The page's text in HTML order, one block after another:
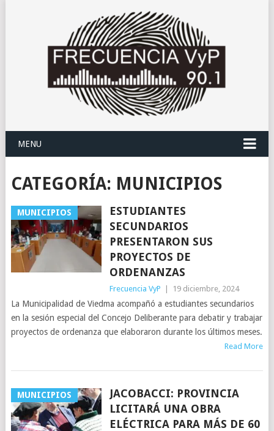
MENU
CATEGORÍA: MUNICIPIOS
MUNICIPIOS
ESTUDIANTES
SECUNDARIOS
PRESENTARON SUS
PROYECTOS DE
ORDENANZAS
Frecuencia VyP 19 diciembre, 2024
La Municipalidad de Viedma acompañó a estudiantes secundarios
en la sesión especial del Concejo Deliberante para debatir y trabajar
proyectos de ordenanza que elaboraron durante los últimos meses.
Read More
MUNICIPIOS
JACOBACCI: PROVINCIA
LICITARÁ UNA OBRA
ELÉCTRICA PARA MÁS DE 60